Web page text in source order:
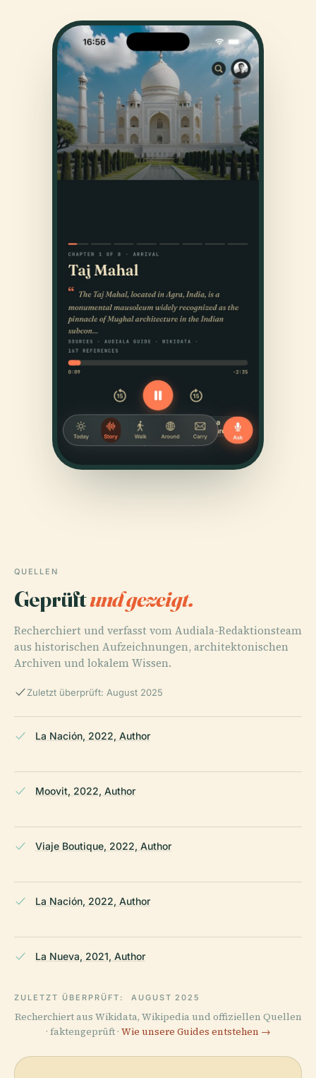
QUELLEN
Geprüftund gezeigt.
Recherchiert und verfasst vom Audiala-Redaktionsteam
aus historischen Aufzeichnungen, architektonischen
Archiven und lokalem Wissen.
Zuletzt überprüft: August 2025
La Nación, 2022, Author
Moovit, 2022, Author
Viaje Boutique, 2022, Author
La Nación, 2022, Author
La Nueva, 2021, Author
ZULETZT ÜBERPRÜFT: AUGUST 2025
Recherchiert aus Wikidata, Wikipedia und offiziellen Quellen
· faktengeprüft · Wie unsere Guides entstehen →